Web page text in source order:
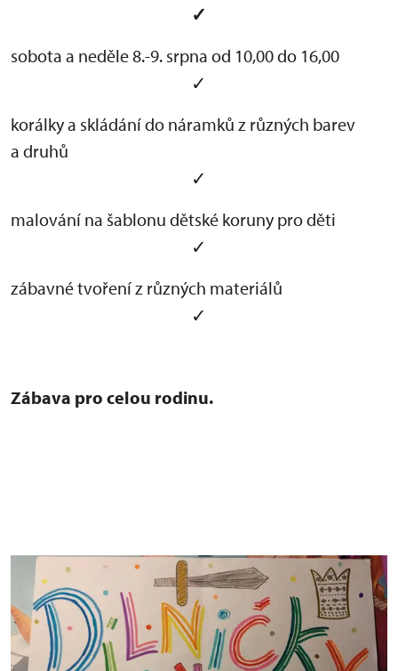
✓
sobota a neděle 8.-9. srpna od 10,00 do 16,00
✓
korálky a skládání do náramků z různých barev
a druhů
✓
malování na šablonu dětské koruny pro děti
✓
zábavné tvoření z různých materiálů
✓
Zábava pro celou rodinu.